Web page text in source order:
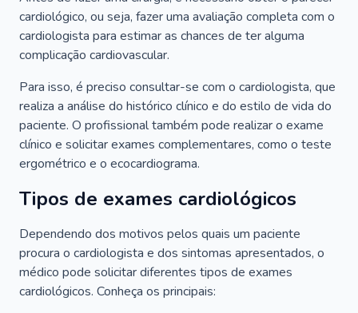
cardiológico, ou seja, fazer uma avaliação completa com o
cardiologista para estimar as chances de ter alguma
complicação cardiovascular.
Para isso, é preciso consultar-se com o cardiologista, que
realiza a análise do histórico clínico e do estilo de vida do
paciente. O profissional também pode realizar o exame
clínico e solicitar exames complementares, como o teste
ergométrico e o ecocardiograma.
Tipos de exames cardiológicos
Dependendo dos motivos pelos quais um paciente
procura o cardiologista e dos sintomas apresentados, o
médico pode solicitar diferentes tipos de exames
cardiológicos. Conheça os principais: